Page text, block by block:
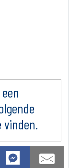
vinden.